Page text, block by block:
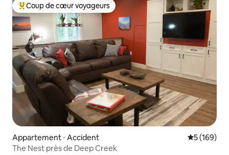
Coups de cœur voyageurs les plus appréciés
Coup de cœur voyageurs
Appartement ⋅ Accident Évaluation
5 (169)
The Nest près de Deep Creek